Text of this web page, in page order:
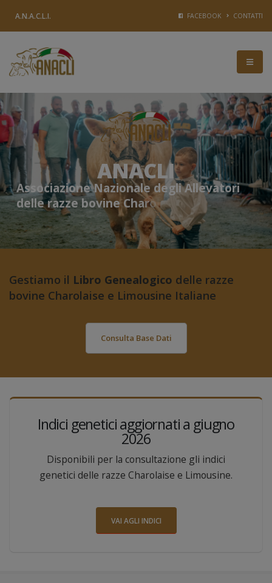
A.N.A.C.L.I. FACEBOOK CONTATTI
ANACLI
AssociazioneNazionale degliAllevatori
dellerazze bovine Charolais e e L mo sine
Gestiamo il Libro Genealogico delle razze
bovine Charolaise e Limousine Italiane
Consulta Base Dati
Indici genetici aggiornati a giugno
2026
Disponibili per la consultazione gli indici
genetici delle razze Charolaise e Limousine.
VAI AGLI INDICI